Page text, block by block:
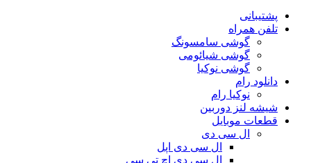
پشتیبانی
تلفن همراه
گوشی سامسونگ
گوشی شیائومی
گوشی نوکیا
دانلود رام
نوکیا رام
شیشه لنز دوربین
قطعات موبایل
ال سی دی
ال سی دی اپل
ال سی دی اچ تی سی